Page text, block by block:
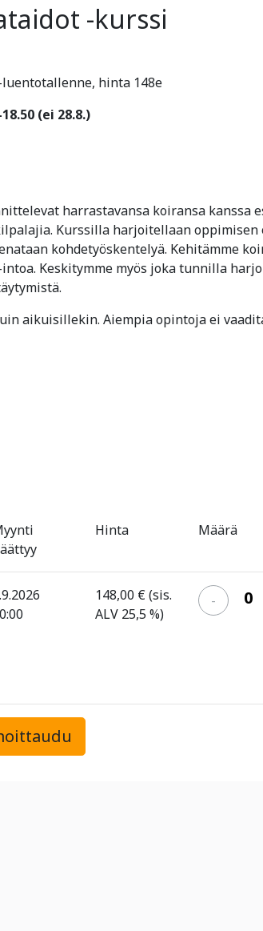
-kurssi
hinta 148e
(ei 28.8.)
harrastavansa koiransa kanssa
Kurssilla harjoitellaan oppimisen
kohdetyöskentelyä. Kehitämme
Keskitymme myös joka tunnilla
aikuisillekin. Aiempia opintoja ei
Hinta Määrä
148,00 €(sis.
ALV 25,5 %)
-